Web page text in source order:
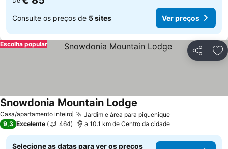
Consulte os preços de 5 sites Ver preços
Partilhar
Escolha popular
Casa/apartamento inteiro Jardim e área para piqueniqueVer preços
Snowdonia Mountain Lodge
9,3 Excelente 464 a 10.1 km de Centro da cidade
Selecione as datas para ver os preços